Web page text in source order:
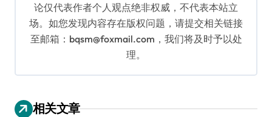
论仅代表作者个人观点绝非权威，不代表本站立
场。如您发现内容存在版权问题，请提交相关链接
至邮箱：bqsm@foxmail.com，我们将及时予以处
理。
相关文章